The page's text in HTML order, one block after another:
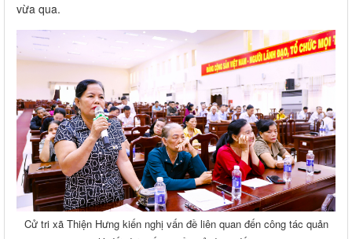
vừa qua.
Cử tri xã Thiện Hưng kiến nghị vấn đề liên quan đến công tác quản